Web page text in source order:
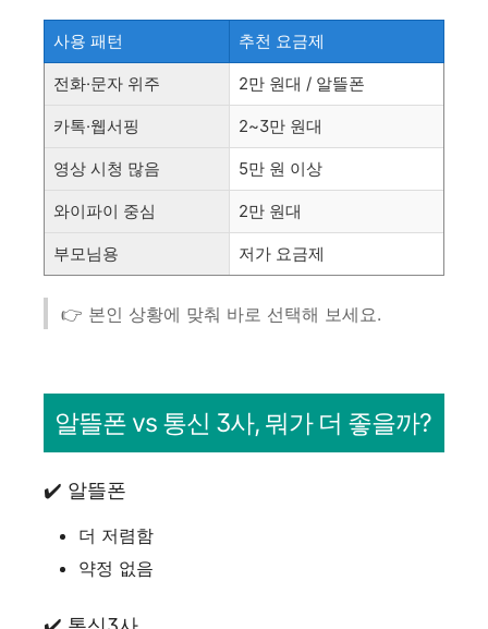
사용 패턴 추천 요금제
전화·문자 위주 2만 원대 / 알뜰폰
카톡·웹서핑 2~3만 원대
영상 시청 많음 5만 원 이상
와이파이 중심 2만 원대
부모님용 저가 요금제
👉 본인 상황에 맞춰 바로 선택해 보세요.
알뜰폰 vs 통신 3사, 뭐가 더 좋을까?
✔️ 알뜰폰
더 저렴함
약정 없음